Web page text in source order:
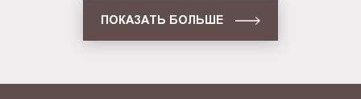
ПОКАЗАТЬ БОЛЬШЕ